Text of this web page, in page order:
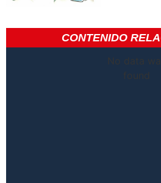
CONTENIDO
No data was
found